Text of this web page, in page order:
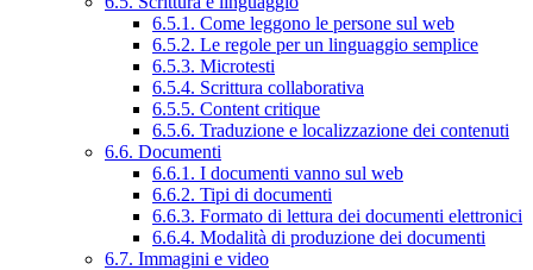
6.5.1. Come leggono le persone sul web
6.5.2. Le regole per un linguaggio semplice
6.5.3. Microtesti
6.5.4. Scrittura collaborativa
6.5.5. Content critique
6.5.6. Traduzione e localizzazione dei contenuti
6.6. Documenti
6.6.1. I documenti vanno sul web
6.6.2. Tipi di documenti
6.6.3. Formato di lettura dei documenti elettronici
6.6.4. Modalità di produzione dei documenti
6.7. Immagini e video